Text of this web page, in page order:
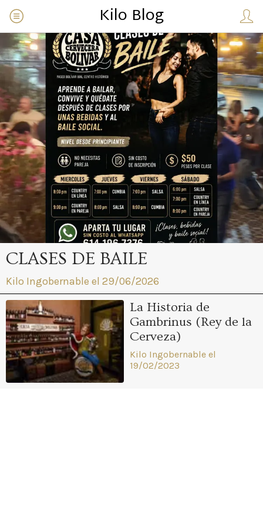
Kilo Blog
CLASES DE BAILE
Kilo Ingobernable el 29/06/2026
La Historia de
Gambrinus (Rey de la
Cerveza)
Kilo Ingobernable el
19/02/2023